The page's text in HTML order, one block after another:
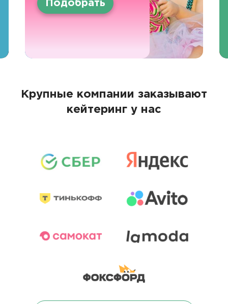
Подобрать
Крупные компании заказывают
кейтеринг у нас